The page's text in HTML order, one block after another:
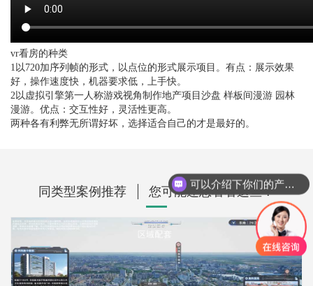
vr看房的种类
1以720加序列帧的形式，以点位的形式展示项目。有点：展示效果
好，操作速度快，机器要求低，上手快。
2以虚拟引擎第一人称游戏视角制作地产项目沙盘 样板间漫游 园林
漫游。优点：交互性好，灵活性更高。
两种各有利弊无所谓好坏，选择适合自己的才是最好的。
同类型案例推荐 您可能还想看看这些？
可以介绍下你们的产品么？